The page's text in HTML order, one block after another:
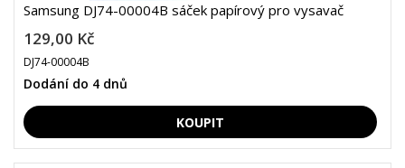
Samsung DJ74-00004B sáček papírový pro vysavač
129,00 Kč
DJ74-00004B
Dodání do 4 dnů